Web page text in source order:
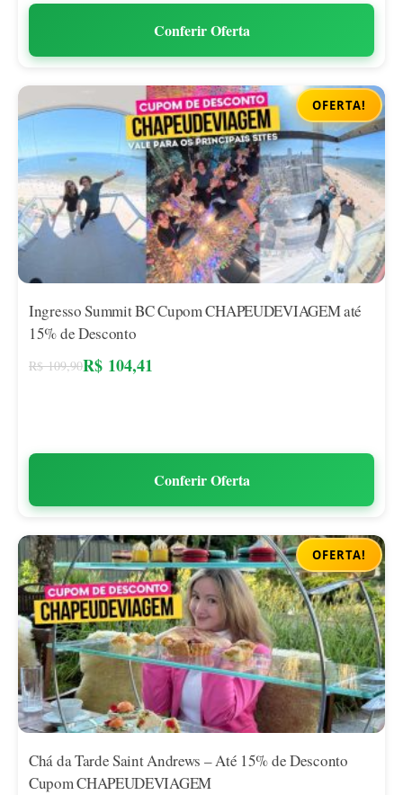
Conferir Oferta
OFERTA!
Ingresso Summit BC Cupom CHAPEUDEVIAGEM até
15% de Desconto
R$109,90R$ 104,41
Conferir Oferta
OFERTA!
Chá da Tarde Saint Andrews – Até 15% de Desconto
Cupom CHAPEUDEVIAGEM